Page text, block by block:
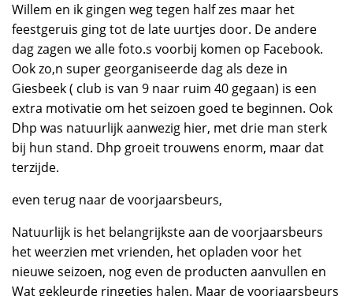
Willem en ik gingen weg tegen half zes maar het
feestgeruis ging tot de late uurtjes door. De andere
dag zagen we alle foto.s voorbij komen op Facebook.
Ook zo,n super georganiseerde dag als deze in
Giesbeek ( club is van 9 naar ruim 40 gegaan) is een
extra motivatie om het seizoen goed te beginnen. Ook
Dhp was natuurlijk aanwezig hier, met drie man sterk
bij hun stand. Dhp groeit trouwens enorm, maar dat
terzijde.
even terug naar de voorjaarsbeurs,
Natuurlijk is het belangrijkste aan de voorjaarsbeurs
het weerzien met vrienden, het opladen voor het
nieuwe seizoen, nog even de producten aanvullen en
Wat gekleurde ringetjes halen. Maar de voorjaarsbeurs